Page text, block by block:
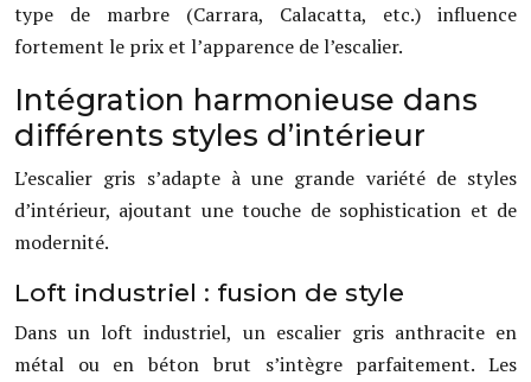
type de marbre (Carrara, Calacatta, etc.) influence
fortement le prix et l’apparence de l’escalier.
Intégration harmonieuse dans
différents styles d’intérieur
L’escalier gris s’adapte à une grande variété de styles
d’intérieur, ajoutant une touche de sophistication et de
modernité.
Loft industriel : fusion de style
Dans un loft industriel, un escalier gris anthracite en
métal ou en béton brut s’intègre parfaitement. Les